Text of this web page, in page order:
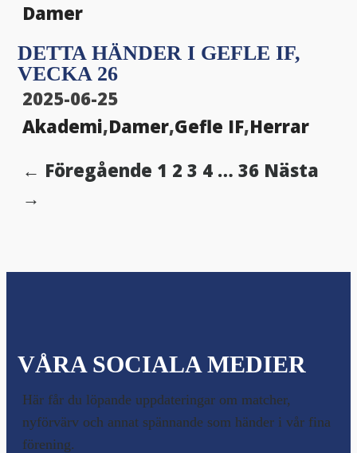
Damer
DETTA HÄNDER I GEFLE IF,
VECKA 26
2025-06-25
Akademi,Damer,Gefle IF,Herrar
← Föregående 1 2 3 4 … 36 Nästa
→
VÅRA SOCIALA MEDIER
Här får du löpande uppdateringar om matcher,
nyförvärv och annat spännande som händer i vår fina
förening.